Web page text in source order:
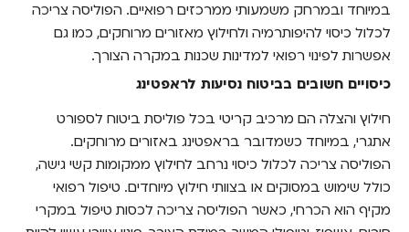
במיוחד ובמרחק משמעותי ממרכזים רפואיים. הפוליסה צריכה
לכלול כיסוי להיפותרמיה ולחילוץ מאזורים מרוחקים, כמו גם
אפשרות לפינוי רפואי למדינות שכנות במקרה הצורך.
כיסויים חשובים בביטוח נסיעות לראפטינג
חילוץ והצלה הם מרכיב קריטי בכל פוליסת ביטוח לספורט
אתגרי, במיוחד כשמדובר בראפטינג באזורים מרוחקים.
הפוליסה צריכה לכלול כיסוי נרחב לחילוץ ממקומות קשי גישה,
כולל שימוש במסוקים או בצוותי חילוץ מיוחדים. טיפול רפואי
מקיף הוא הכרחי, כאשר הפוליסה צריכה לכסות טיפול במקרי